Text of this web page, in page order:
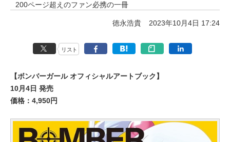
200ページ超えのファン必携の一冊
徳永浩貴 2023年10月4日 17:24
リスト
【ボンバーガール オフィシャルアートブック】
10月4日 発売
価格：4,950円